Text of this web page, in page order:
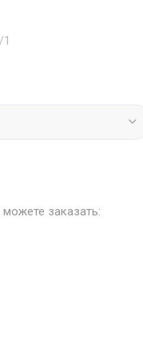
заказать: